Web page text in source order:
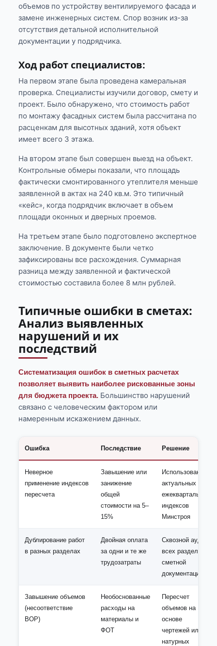
объемов по устройству вентилируемого фасада и
замене инженерных систем. Спор возник из-за
отсутствия детальной исполнительной
документации у подрядчика.
Ход работ специалистов:
На первом этапе была проведена камеральная
проверка. Специалисты изучили договор, смету и
проект. Было обнаружено, что стоимость работ
по монтажу фасадных систем была рассчитана по
расценкам для высотных зданий, хотя объект
имеет всего 3 этажа.
На втором этапе был совершен выезд на объект.
Контрольные обмеры показали, что площадь
фактически смонтированного утеплителя меньше
заявленной в актах на 240 кв.м. Это типичный
«кейс», когда подрядчик включает в объем
площади оконных и дверных проемов.
На третьем этапе было подготовлено экспертное
заключение. В документе были четко
зафиксированы все расхождения. Суммарная
разница между заявленной и фактической
стоимостью составила более 8 млн рублей.
Типичные ошибки в сметах:
Анализ выявленных
нарушений и их
последствий
Систематизация ошибок в сметных расчетах
позволяет выявить наиболее рискованные зоны
для бюджета проекта. Большинство нарушений
связано с человеческим фактором или
намеренным искажением данных.
Ошибка Последствие Решение
Неверное
применение индексов
пересчета
Завышение или
занижение
общей
стоимости на 5–
15%
Использование
актуальных
ежеквартальных
индексов
Минстроя
Дублирование работ
в разных разделах
Двойная оплата
за одни и те же
трудозатраты
Сквозной аудит
всех разделов
сметной
документации
Завышение объемов
(несоответствие
ВОР)
Необоснованные
расходы на
материалы и
ФОТ
Пересчет
объемов на
основе
чертежей или
натурных